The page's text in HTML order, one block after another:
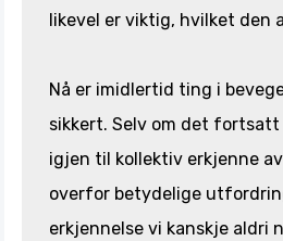
likevel er viktig, hvilket den
Nå er imidlertid ting i
sikkert. Selv om det
igjen til kollektiv erkjenne
overfor betydelige
erkjennelse vi kanskje aldri